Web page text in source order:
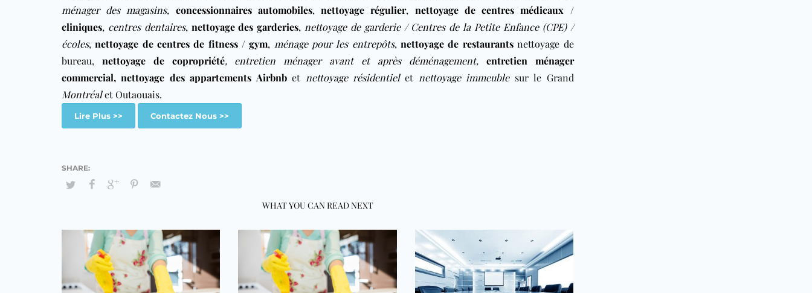
ménager des magasins, concessionnaires automobiles, nettoyage régulier, nettoyage de centres médicaux /
cliniques, centres dentaires, nettoyage des garderies, nettoyage de garderie / Centres de la Petite Enfance (CPE) /
écoles,nettoyage de centres de fitness / gym, ménage pour les entrepôts,nettoyage de restaurants nettoyage de
bureau, nettoyage de copropriété, entretien ménager avant et après déménagement, entretien ménager
commercial,nettoyage des appartements Airbnbet nettoyage résidentielet nettoyage immeublesur le Grand
Montréalet Outaouais.
Lire Plus >> Contactez Nous >>
WHAT YOU CAN READ NEXT